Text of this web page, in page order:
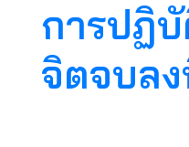
การปฏิ
จิตจบล